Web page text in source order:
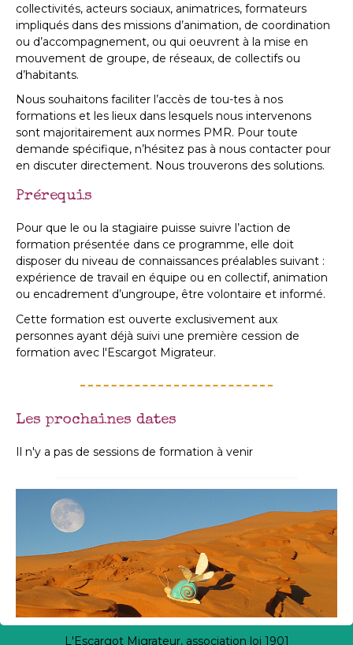
collectivités, acteurs sociaux, animatrices, formateurs
impliqués dans des missions d’animation, de coordination
ou d’accompagnement, ou qui oeuvrent à la mise en
mouvement de groupe, de réseaux, de collectifs ou
d’habitants.
Nous souhaitons faciliter l’accès de tou-tes à nos
formations et les lieux dans lesquels nous intervenons
sont majoritairement aux normes PMR. Pour toute
demande spécifique, n’hésitez pas à nous contacter pour
en discuter directement. Nous trouverons des solutions.
Prérequis
Pour que le ou la stagiaire puisse suivre l’action de
formation présentée dans ce programme, elle doit
disposer du niveau de connaissances préalables suivant :
expérience de travail en équipe ou en collectif, animation
ou encadrement d’ungroupe, être volontaire et informé.
Cette formation est ouverte exclusivement aux
personnes ayant déjà suivi une première cession de
formation avec l'Escargot Migrateur.
Les prochaines dates
Il n'y a pas de sessions de formation à venir
L'Escargot Migrateur, association loi 1901